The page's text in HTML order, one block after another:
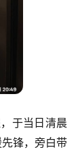
于当日清晨
锋，旁白带